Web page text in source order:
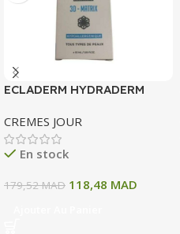
ECLADERM HYDRADERM
INTENSE 72H 50 ML
CREMES JOUR
En stock
179,52MAD 118,48 MAD